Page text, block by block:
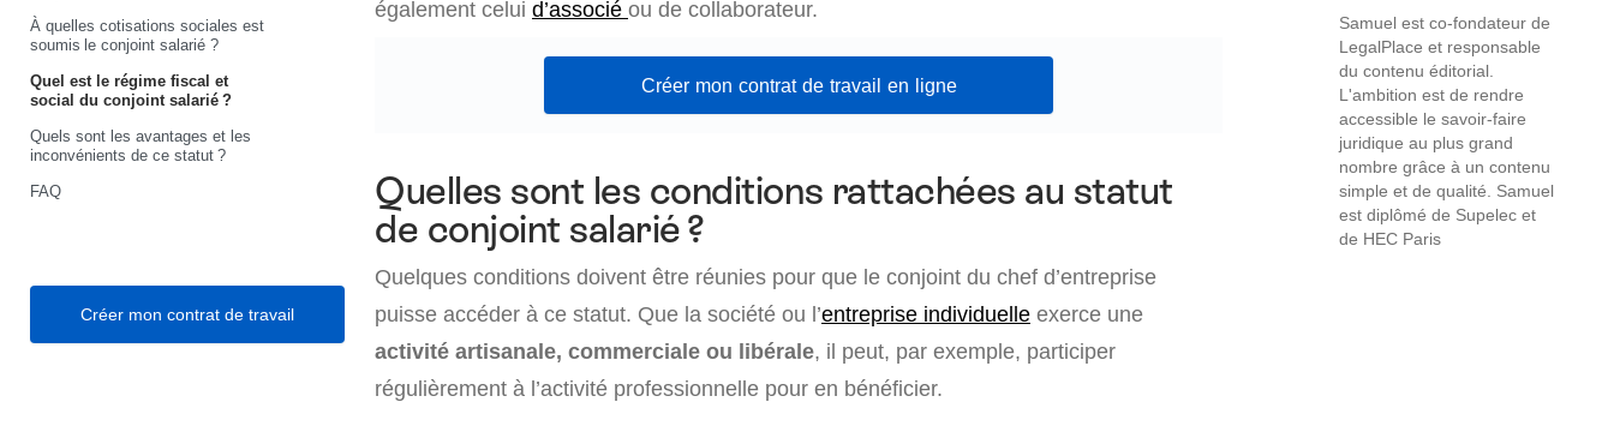
À quelles cotisations sociales est
soumis le conjoint salarié ?
Quel est le régime fiscal et
social du conjoint salarié ?
Quels sont les avantages et les
inconvénients de ce statut ?
FAQ
Créer mon contrat de travail
également celui d’associé ou de collaborateur.
Créer mon contrat de travail en ligne
Quelles sont les conditions rattachées au statut
de conjoint salarié ?
Quelques conditions doivent être réunies pour que le conjoint du chef d’entreprise
puisse accéder à ce statut. Que la société ou l’entreprise individuelle exerce une
activité artisanale, commerciale ou libérale, il peut, par exemple, participer
régulièrement à l’activité professionnelle pour en bénéficier.
Samuel est co-fondateur de
LegalPlace et responsable
du contenu éditorial.
L'ambition est de rendre
accessible le savoir-faire
juridique au plus grand
nombre grâce à un contenu
simple et de qualité. Samuel
est diplômé de Supelec et
de HEC Paris